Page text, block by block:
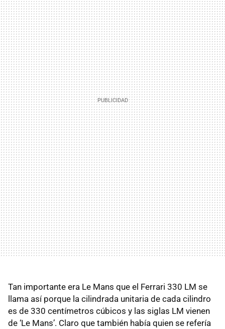
Tan importante era Le Mans que el Ferrari 330 LM se
llama así porque la cilindrada unitaria de cada cilindro
es de 330 centímetros cúbicos y las siglas LM vienen
de ‘Le Mans’. Claro que también había quien se refería